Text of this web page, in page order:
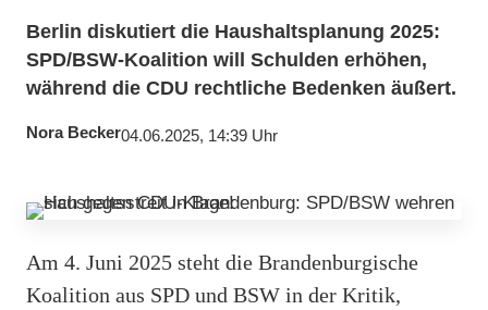
Berlin diskutiert die Haushaltsplanung 2025:
SPD/BSW-Koalition will Schulden erhöhen,
während die CDU rechtliche Bedenken äußert.
Nora Becker04.06.2025, 14:39 Uhr
Am 4. Juni 2025 steht die Brandenburgische
Koalition aus SPD und BSW in der Kritik,